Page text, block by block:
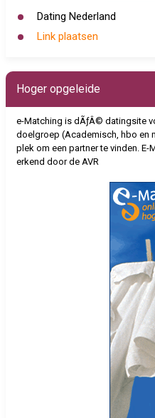
Dating Nederland
Link plaatsen
Hoger opgeleide
e-Matching is dÃƒÂ© datingsite
doelgroep (Academisch, hbo en
plek om een partner te vinden.
erkend door de AVR